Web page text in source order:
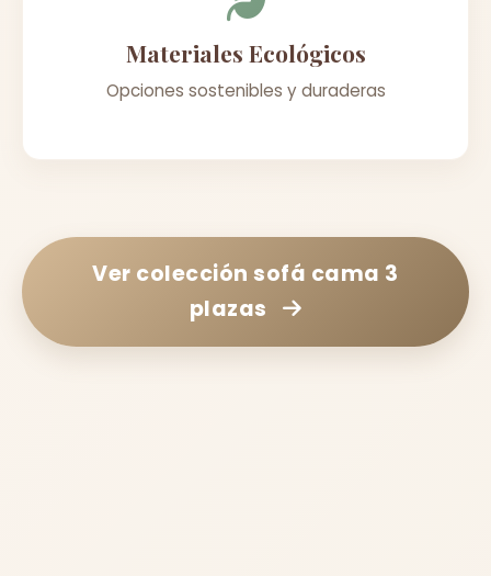
Materiales Ecológicos
Opciones sostenibles y duraderas
Ver colecciónsofá cama 3
plazas